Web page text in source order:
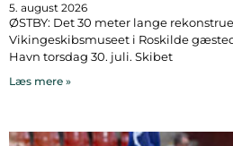
5. august 2026
ØSTBY: Det 30 meter lange
Vikingeskibsmuseet i Roskilde
Havn torsdag 30. juli. Skibet
Læs mere »